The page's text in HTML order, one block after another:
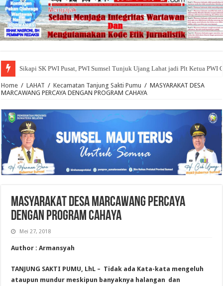
Sikapi SK PWI Pusat, PWI Sumsel Tunjuk Ujang Lahat jadi Plt Ketua PWI
Home / LAHAT / Kecamatan Tanjung Sakti Pumu / MASYARAKAT DESA
MARCAWANG PERCAYA DENGAN PROGRAM CAHAYA
MASYARAKAT DESA MARCAWANG PERCAYA
DENGAN PROGRAM CAHAYA
Mei 27, 2018
Author : Armansyah
TANJUNG SAKTI PUMU, LhL – Tidak ada Kata-kata mengeluh
ataupun mundur meskipun banyaknya halangan dan